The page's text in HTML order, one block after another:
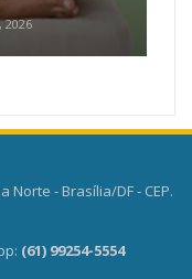
2026
Norte - Brasília/DF - CEP.
(61) 99254-5554